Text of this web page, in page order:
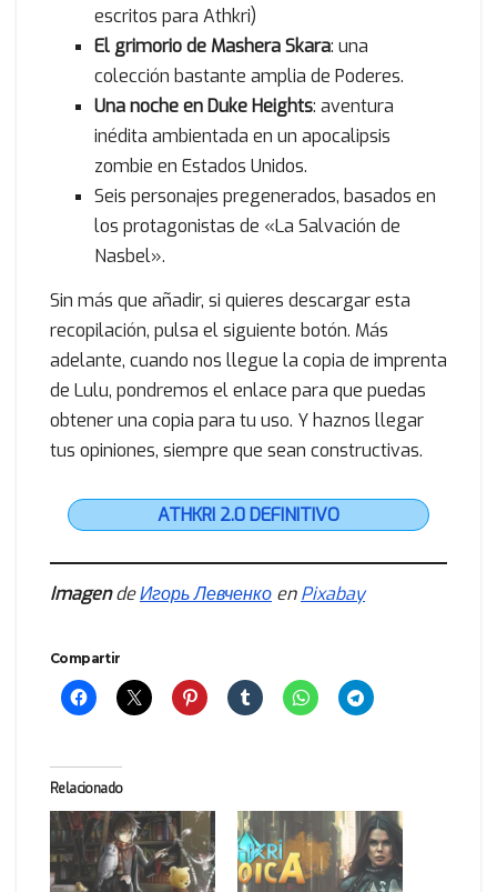
escritos para Athkri)
El grimorio de Mashera Skara: una
colección bastante amplia de Poderes.
Una noche en Duke Heights: aventura
inédita ambientada en un apocalipsis
zombie en Estados Unidos.
Seis personajes pregenerados, basados en
los protagonistas de «La Salvación de
Nasbel».
Sin más que añadir, si quieres descargar esta
recopilación, pulsa el siguiente botón. Más
adelante, cuando nos llegue la copia de imprenta
de Lulu, pondremos el enlace para que puedas
obtener una copia para tu uso. Y haznos llegar
tus opiniones, siempre que sean constructivas.
ATHKRI 2.0 DEFINITIVO
ImagendeИгорь Левченко enPixabay
Compartir
Relacionado